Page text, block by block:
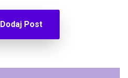
Dodaj Post